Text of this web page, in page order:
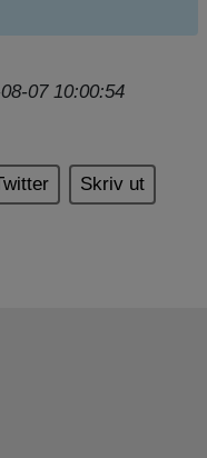
07 10:00:54
Skriv ut